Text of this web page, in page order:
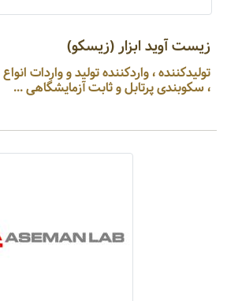
زیست آوید ابزار (زیسکو)
تولیدکننده ، واردکننده تولید
، سکوبندی پرتابل و ثابت آزمایشگاهی ...